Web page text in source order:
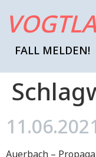
FALL MELDEN!
Auerbach –